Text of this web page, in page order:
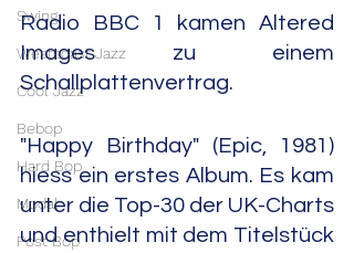
Swing
Westcoast Jazz
Cool Jazz
Bebop
Hard Bop
Modal
Post Bop
Radio BBC 1 kamen Altered
Images zu einem
Schallplattenvertrag.
"Happy Birthday" (Epic, 1981)
hiess ein erstes Album. Es kam
unter die Top-30 der UK-Charts
und enthielt mit dem Titelstück